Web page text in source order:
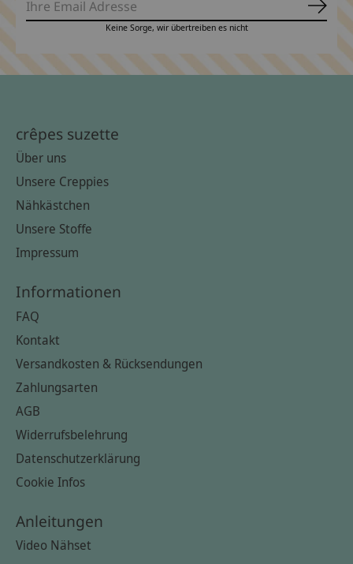
Keine Sorge, wir übertreiben es nicht
crêpes suzette
Über uns
Unsere Creppies
Nähkästchen
Unsere Stoffe
Impressum
Informationen
FAQ
Kontakt
Versandkosten & Rücksendungen
Zahlungsarten
AGB
Widerrufsbelehrung
Datenschutzerklärung
Cookie Infos
Anleitungen
Video Nähset